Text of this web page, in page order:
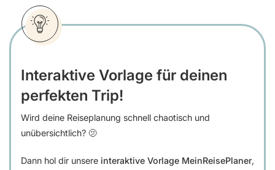
Interaktive Vorlage für deinen
perfekten Trip!
Wird deine Reiseplanung schnell chaotisch und
unübersichtlich? 🫤
Dann hol dir unsere interaktive Vorlage MeinReisePlaner,